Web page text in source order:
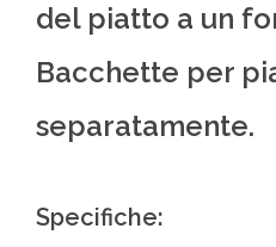
del piatto a un
Bacchette per
separatamente.
Specifiche: